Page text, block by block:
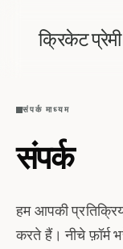
क्रिकेट प्रेमी
संपर्क माध्यम
संपर्क
हम आपकी
करते हैं। नीचे फ़ॉर्म